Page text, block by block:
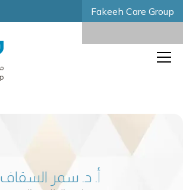
Fakeeh Care Group
أ. د. سمر السقاف